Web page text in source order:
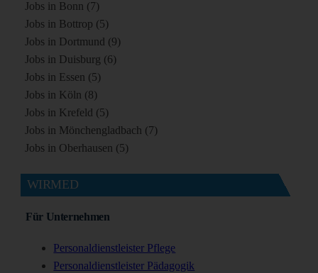
Jobs in Bonn (7)
Jobs in Bottrop (5)
Jobs in Dortmund (9)
Jobs in Duisburg (6)
Jobs in Essen (5)
Jobs in Köln (8)
Jobs in Krefeld (5)
Jobs in Mönchengladbach (7)
Jobs in Oberhausen (5)
WIRMED
Für Unternehmen
Personaldienstleister Pflege
Personaldienstleister Pädagogik